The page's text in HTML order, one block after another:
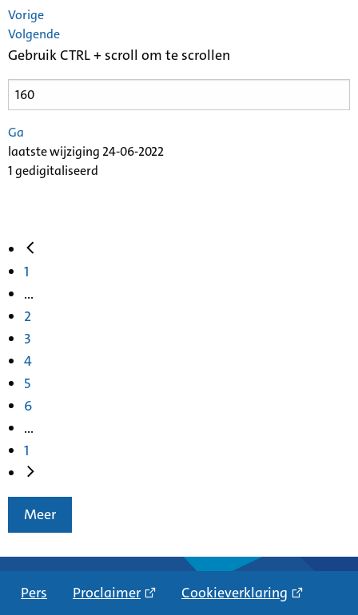
Vorige
Volgende
Gebruik CTRL + scroll om te scrollen
Ga
laatste wijziging 24-06-2022
1 gedigitaliseerd
1
...
2
3
4
5
6
...
1
Meer
Pers Proclaimer Cookieverklaring